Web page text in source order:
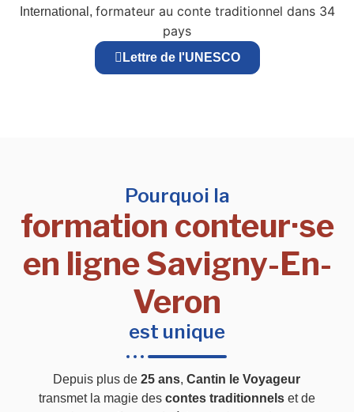
International, formateur au conte traditionnel dans 34
pays
Lettre de l'UNESCO
Pourquoi la
formation conteur·se
en ligne Savigny-En-
Veron
est unique
Depuis plus de25 ans,Cantin le Voyageur
transmet la magie des contes traditionnelset de